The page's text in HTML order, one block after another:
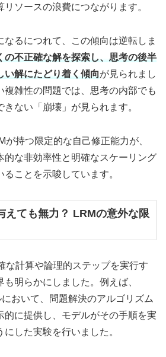
ソースの浪費につながります。
なるにつれて、この傾向は逆転しま
の不正確な解を探索し、思考の後半
い解にたどり着く傾向が見られまし
複雑性の問題では、思考の内部でも
ない「崩壊」が見られます。
が持つ限定的な自己修正能力が、
的な非効率性と明確なスケーリング
ことを示唆しています。
えても無力？ LRMの意外な限
な計算や論理的ステップを実行す
明らかにしました。例えば、
おいて、問題解決のアルゴリズム
的に提供し、モデルがその手順を実
した実験を行いました。